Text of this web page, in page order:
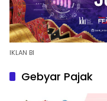
IKLAN BI
Gebyar Pajak